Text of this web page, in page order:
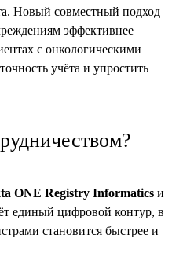
Новый совместный подход
эффективнее
с онкологическими
учёта и упростить
ONE Registry Informatics и
единый цифровой контур, в
становится быстрее и